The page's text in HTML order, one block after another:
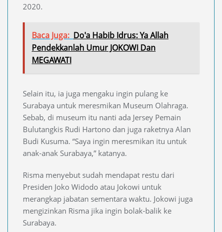
2020.
Baca Juga: Do'a Habib Idrus: Ya Allah
Pendekkanlah Umur JOKOWI Dan
MEGAWATI
Selain itu, ia juga mengaku ingin pulang ke
Surabaya untuk meresmikan Museum Olahraga.
Sebab, di museum itu nanti ada Jersey Pemain
Bulutangkis Rudi Hartono dan juga raketnya Alan
Budi Kusuma. “Saya ingin meresmikan itu untuk
anak-anak Surabaya,” katanya.
Risma menyebut sudah mendapat restu dari
Presiden Joko Widodo atau Jokowi untuk
merangkap jabatan sementara waktu. Jokowi juga
mengizinkan Risma jika ingin bolak-balik ke
Surabaya.